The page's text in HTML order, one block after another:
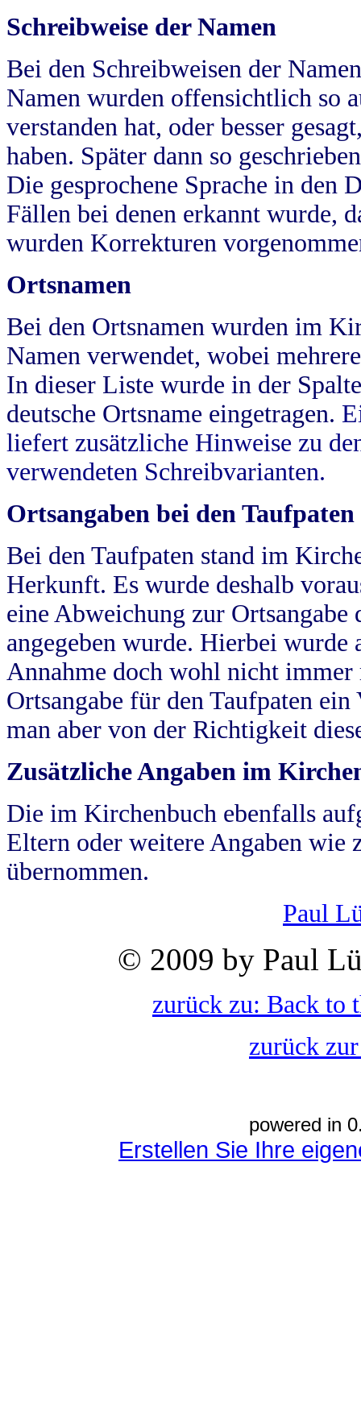
Schreibweise der Namen
Bei den Schreibweisen der
Namen wurden offensichtlich so
verstanden hat, oder besser
haben. Später dann so
Die gesprochene Sprache in
Fällen bei denen erkannt wurde,
wurden Korrekturen
Ortsnamen
Bei den Ortsnamen wurden im
Namen verwendet, wobei
In dieser Liste wurde in der
deutsche Ortsname eingetragen.
liefert zusätzliche Hinweise zu
verwendeten Schreibvarianten.
Ortsangaben bei den Taufpaten
Bei den Taufpaten stand im
Herkunft. Es wurde deshalb
eine Abweichung zur
angegeben wurde. Hierbei wurde
Annahme doch wohl nicht
Ortsangabe für den Taufpaten
man aber von der Richtigkeit
Zusätzliche Angaben im
Die im Kirchenbuch ebenfalls
Eltern oder weitere Angaben wie
übernommen.
Paul
© 2009 by Paul
zurück zu: Back to
zurück
powered in
Erstellen Sie Ihre